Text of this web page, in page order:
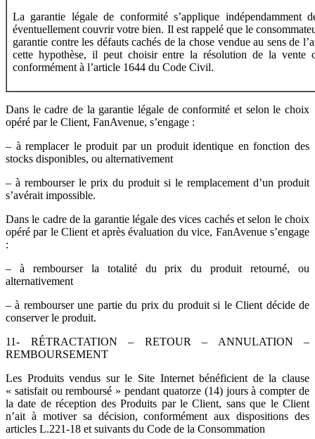
La garantie légale de conformité s’applique indépendamment
éventuellement couvrir votre bien. Il est rappelé que le
garantie contre les défauts cachés de la chose vendue au sens de
cette hypothèse, il peut choisir entre la résolution de la
conformément à l’article 1644 du Code Civil.
Dans le cadre de la garantie légale de conformité et selon le choix
opéré par le Client, FanAvenue, s’engage :
– à remplacer le produit par un produit identique en fonction des
stocks disponibles, ou alternativement
– à rembourser le prix du produit si le remplacement d’un produit
s’avérait impossible.
Dans le cadre de la garantie légale des vices cachés et selon le choix
opéré par le Client et après évaluation du vice, FanAvenue s’engage
:
– à rembourser la totalité du prix du produit retourné, ou
alternativement
– à rembourser une partie du prix du produit si le Client décide de
conserver le produit.
11- RÉTRACTATION – RETOUR – ANNULATION –
REMBOURSEMENT
Les Produits vendus sur le Site Internet bénéficient de la clause
« satisfait ou remboursé » pendant quatorze (14) jours à compter de
la date de réception des Produits par le Client, sans que le Client
n’ait à motiver sa décision, conformément aux dispositions des
articles L.221-18 et suivants du Code de la Consommation